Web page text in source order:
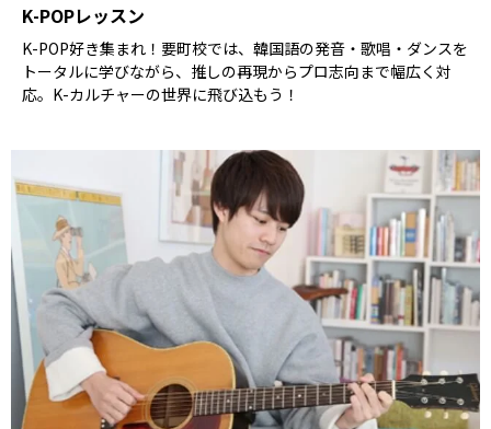
K-POPレッスン
K-POP好き集まれ！要町校では、韓国語の発音・歌唱・ダンスを
トータルに学びながら、推しの再現からプロ志向まで幅広く対
応。K-カルチャーの世界に飛び込もう！